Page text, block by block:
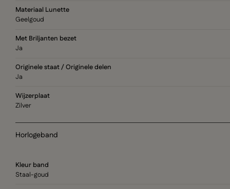
Materiaal Lunette
Geelgoud
Met Briljanten bezet
Ja
Originele staat / Originele delen
Ja
Wijzerplaat
Zilver
Horlogeband
Kleur band
Staal-goud